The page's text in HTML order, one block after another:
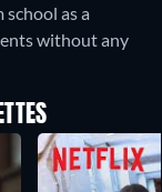
as a
without any